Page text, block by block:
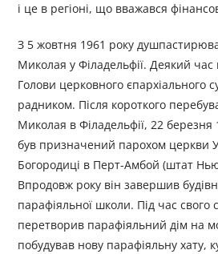
і це в регіоні, що вважався
З 5 жовтня 1961 року
Миколая у Філадельфії. Деякий час
Голови церковного єпархіального
радником. Після короткого
Миколая в Філадельфії, 22 березня
був призначений парохом церкви
Богородиці в Перт-Амбой (штат
Впродовж року він завершив
парафіяльної школи. Під час свого
перетворив парафіяльний дім на
побудував нову парафіяльну хату,